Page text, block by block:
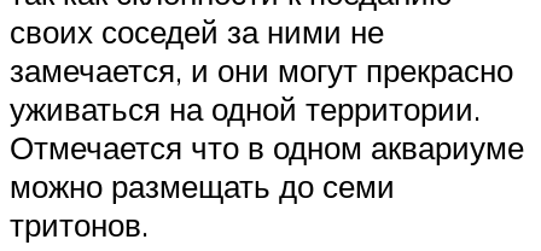
своих соседей за ними не
замечается, и они могут прекрасно
уживаться на одной территории.
Отмечается что в одном аквариуме
можно размещать до семи
тритонов.